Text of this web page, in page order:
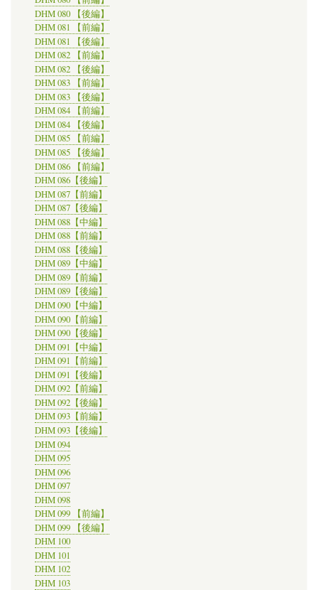
DHM 080 【後編】
DHM 081 【前編】
DHM 081 【後編】
DHM 082 【前編】
DHM 082 【後編】
DHM 083 【前編】
DHM 083 【後編】
DHM 084 【前編】
DHM 084 【後編】
DHM 085 【前編】
DHM 085 【後編】
DHM 086 【前編】
DHM 086【後編】
DHM 087【前編】
DHM 087【後編】
DHM 088【中編】
DHM 088【前編】
DHM 088【後編】
DHM 089【中編】
DHM 089【前編】
DHM 089【後編】
DHM 090【中編】
DHM 090【前編】
DHM 090【後編】
DHM 091【中編】
DHM 091【前編】
DHM 091【後編】
DHM 092【前編】
DHM 092【後編】
DHM 093【前編】
DHM 093【後編】
DHM 094
DHM 095
DHM 096
DHM 097
DHM 098
DHM 099 【前編】
DHM 099 【後編】
DHM 100
DHM 101
DHM 102
DHM 103